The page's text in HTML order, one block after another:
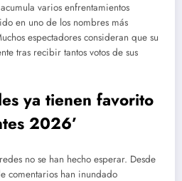
varios enfrentamientos
en uno de los nombres más
espectadores consideran que su
tras recibir tantos votos de sus
ya tienen favorito
2026’
no se han hecho esperar. Desde
comentarios han inundado